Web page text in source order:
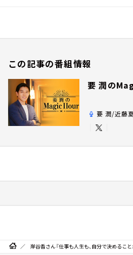
この記事の番組情報
要 潤の
要 潤/近藤
岸谷香さん『仕事も人生も、自分で決めること